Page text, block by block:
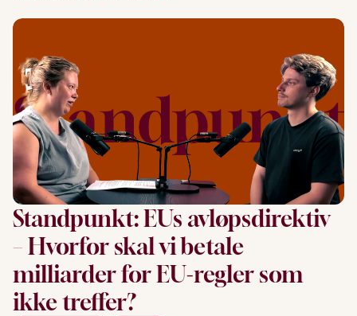
Standpunkt: EUs avløpsdirektiv
– Hvorfor skal vi betale
milliarder for EU-regler som
ikke treffer?